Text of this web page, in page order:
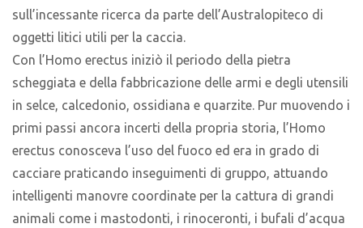
sull’incessante ricerca da parte dell’Australopiteco di
oggetti litici utili per la caccia.
Con l’Homo erectus iniziò il periodo della pietra
scheggiata e della fabbricazione delle armi e degli utensili
in selce, calcedonio, ossidiana e quarzite. Pur muovendo i
primi passi ancora incerti della propria storia, l’Homo
erectus conosceva l’uso del fuoco ed era in grado di
cacciare praticando inseguimenti di gruppo, attuando
intelligenti manovre coordinate per la cattura di grandi
animali come i mastodonti, i rinoceronti, i bufali d’acqua